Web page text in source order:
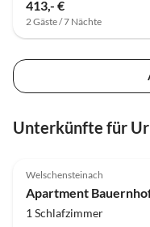
413,- €
2 Gäste / 7 Nächte
Unterkünfte für
Welschensteinach
1 Schlafzimmer